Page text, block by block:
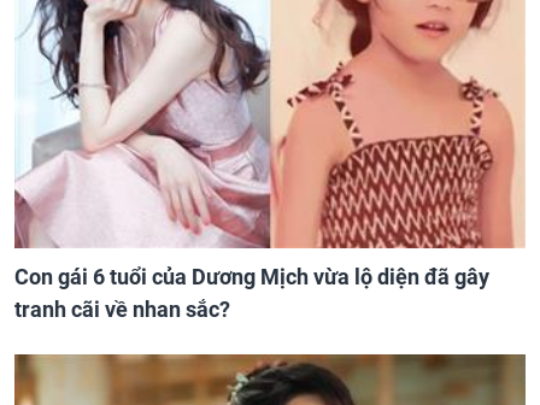
Con gái 6 tuổi của Dương Mịch vừa lộ diện đã gây
tranh cãi về nhan sắc?